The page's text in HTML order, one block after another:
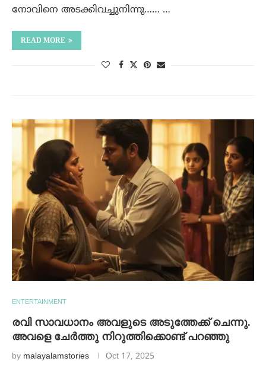
നോവിനെ അടക്കിവച്ചുനിന്നു…… …
READ MORE
ENTERTAINMENT
രവി സാവധാനം അവളുടെ അടുത്തേക്ക് ചെന്നു.
അവളെ ചേര്‍ത്തു നിറുത്തിക്കൊണ്ട് പറഞ്ഞു
by malayalamstories Oct 17, 2025